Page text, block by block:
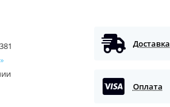
Доставка
Оплата